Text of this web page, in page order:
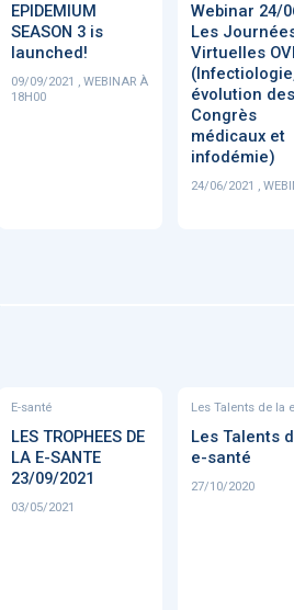
EPIDEMIUM
SEASON 3 is
launched!
09/09/2021 , WEBINAR À
18H00
Webinar 24/
Les
Virtuelles
évolution des
Congrès
médicaux et
infodémie)
24/06/2021 ,
E-santé
LES TROPHEES DE
LA E-SANTE
23/09/2021
03/05/2021
Les Talents de la
Les Talents
e-santé
27/10/2020